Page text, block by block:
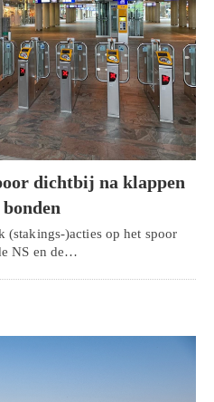
dichtbij na klappen
)acties op het spoor
NS en de…